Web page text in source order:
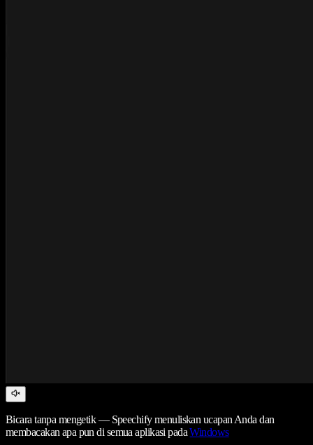
Bicara tanpa mengetik — Speechify menuliskan ucapan Anda dan
membacakan apa pun di semua aplikasi padaWindows